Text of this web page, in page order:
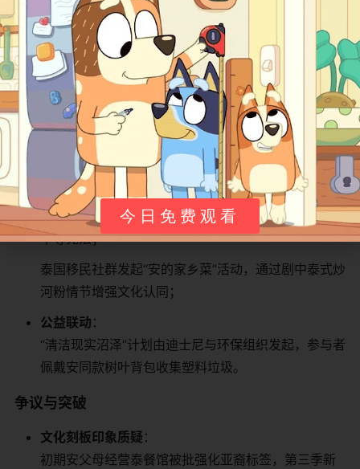
为源于人类污染异界的创伤记忆，引发生态伦理思
辨。
​观众反馈与影响​
​社会文化现象​
​教育实践应用​ ​：
美国小学以“蟾蜍堡阶级模型”教授社会结构，学生设计
平等宪法；
泰国移民社群发起“安的家乡菜”活动，通过剧中泰式炒
河粉情节增强文化认同；
​公益联动​ ​：
“清洁现实沼泽”计划由迪士尼与环保组织发起，参与者
佩戴安同款树叶背包收集塑料垃圾。
​争议与突破​
​文化刻板印象质疑​ ​：
初期安父母经营泰餐馆被批强化亚裔标签，第三季新
今日免费观看